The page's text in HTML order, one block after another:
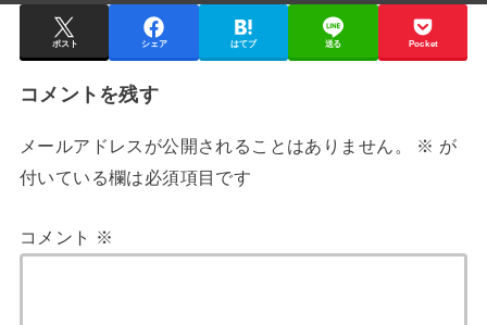
ポスト シェア はてブ 送る Pocket
コメントを残す
メールアドレスが公開されることはありません。 ※ が
付いている欄は必須項目です
コメント ※